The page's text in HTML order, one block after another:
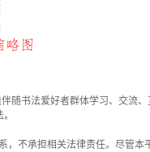
随书法爱好者群体学习、交流
，不承担相关法律责任。尽管本